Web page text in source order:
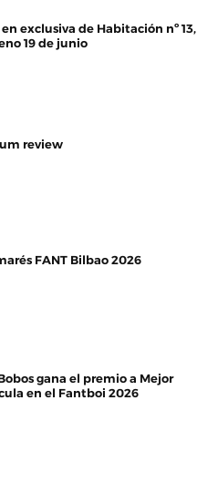
exclusiva de Habitación nº 13,
19 de junio
review
FANT Bilbao 2026
gana el premio a Mejor
en el Fantboi 2026